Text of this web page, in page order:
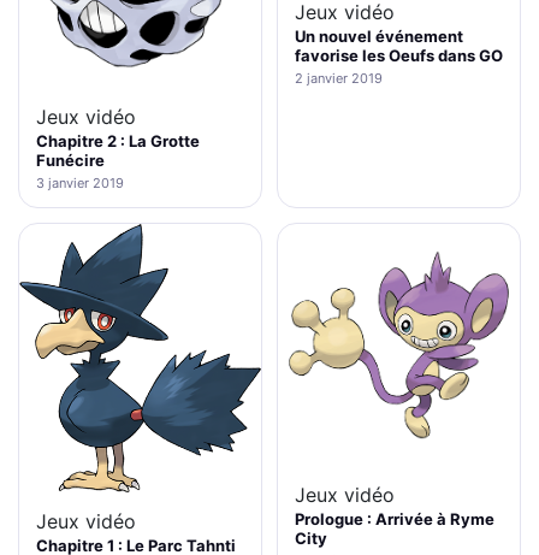
Jeux vidéo
Chapitre 2 : La Grotte
Funécire
3 janvier 2019
Jeux vidéo
Un nouvel événement
favorise les Oeufs dans GO
2 janvier 2019
Jeux vidéo
Chapitre 1 : Le Parc Tahnti
Jeux vidéo
Prologue : Arrivée à Ryme
City